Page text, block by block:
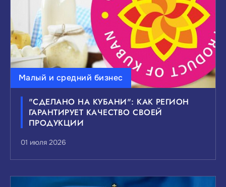
Муниципальные
Сбросить Показать
Малый и средний бизнес
"СДЕЛАНО НА КУБАНИ": КАК РЕГИОН
ГАРАНТИРУЕТ КАЧЕСТВО СВОЕЙ
ПРОДУКЦИИ
01 июля 2026